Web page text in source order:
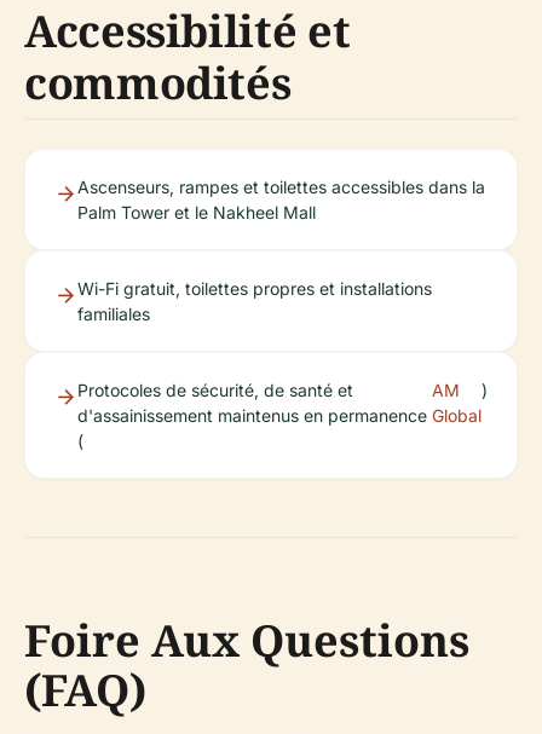
Accessibilité et
commodités
Ascenseurs, rampes et toilettes accessibles dans la
Palm Tower et le Nakheel Mall
Wi-Fi gratuit, toilettes propres et installations
familiales
Protocoles de sécurité, de santé et
d'assainissement maintenus en permanence
(
AM
Global
)
Foire Aux Questions
(FAQ)